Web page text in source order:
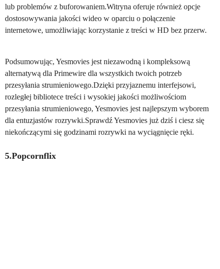
lub problemów z buforowaniem.Witryna oferuje również opcje
dostosowywania jakości wideo w oparciu o połączenie
internetowe, umożliwiając korzystanie z treści w HD bez przerw.
Podsumowując, Yesmovies jest niezawodną i kompleksową
alternatywą dla Primewire dla wszystkich twoich potrzeb
przesyłania strumieniowego.Dzięki przyjaznemu interfejsowi,
rozległej bibliotece treści i wysokiej jakości możliwościom
przesyłania strumieniowego, Yesmovies jest najlepszym wyborem
dla entuzjastów rozrywki.Sprawdź Yesmovies już dziś i ciesz się
niekończącymi się godzinami rozrywki na wyciągnięcie ręki.
5.Popcornflix